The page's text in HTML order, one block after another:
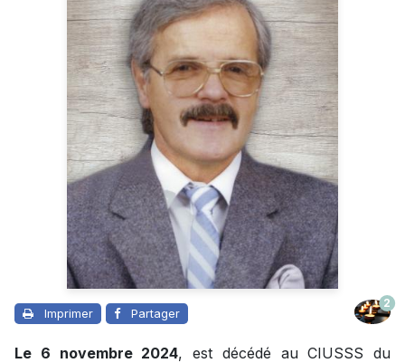
Imprimer Partager
2
Le 6 novembre 2024, est décédé au CIUSSS du